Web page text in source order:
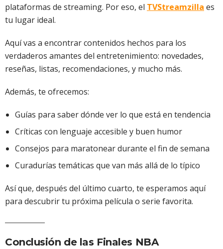
plataformas de streaming. Por eso, el TVStreamzilla es
tu lugar ideal.
Aquí vas a encontrar contenidos hechos para los
verdaderos amantes del entretenimiento: novedades,
reseñas, listas, recomendaciones, y mucho más.
Además, te ofrecemos:
Guías para saber dónde ver lo que está en tendencia
Críticas con lenguaje accesible y buen humor
Consejos para maratonear durante el fin de semana
Curadurías temáticas que van más allá de lo típico
Así que, después del último cuarto, te esperamos aquí
para descubrir tu próxima película o serie favorita.
Conclusión de las Finales NBA